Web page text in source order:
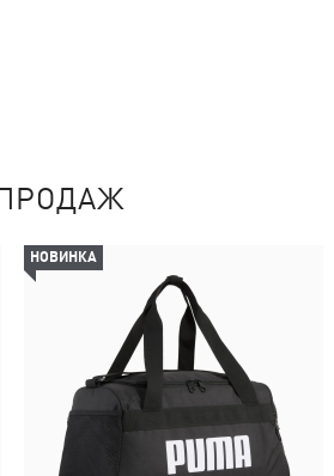
НОВИНКА